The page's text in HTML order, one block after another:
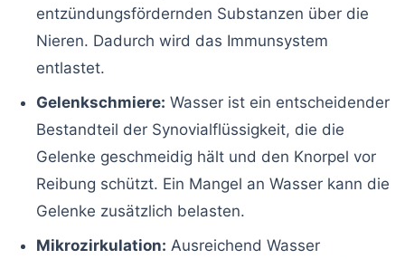
entzündungsfördernden Substanzen über die
Nieren. Dadurch wird das Immunsystem
entlastet.
Gelenkschmiere: Wasser ist ein entscheidender
Bestandteil der Synovialflüssigkeit, die die
Gelenke geschmeidig hält und den Knorpel vor
Reibung schützt. Ein Mangel an Wasser kann die
Gelenke zusätzlich belasten.
Mikrozirkulation: Ausreichend Wasser